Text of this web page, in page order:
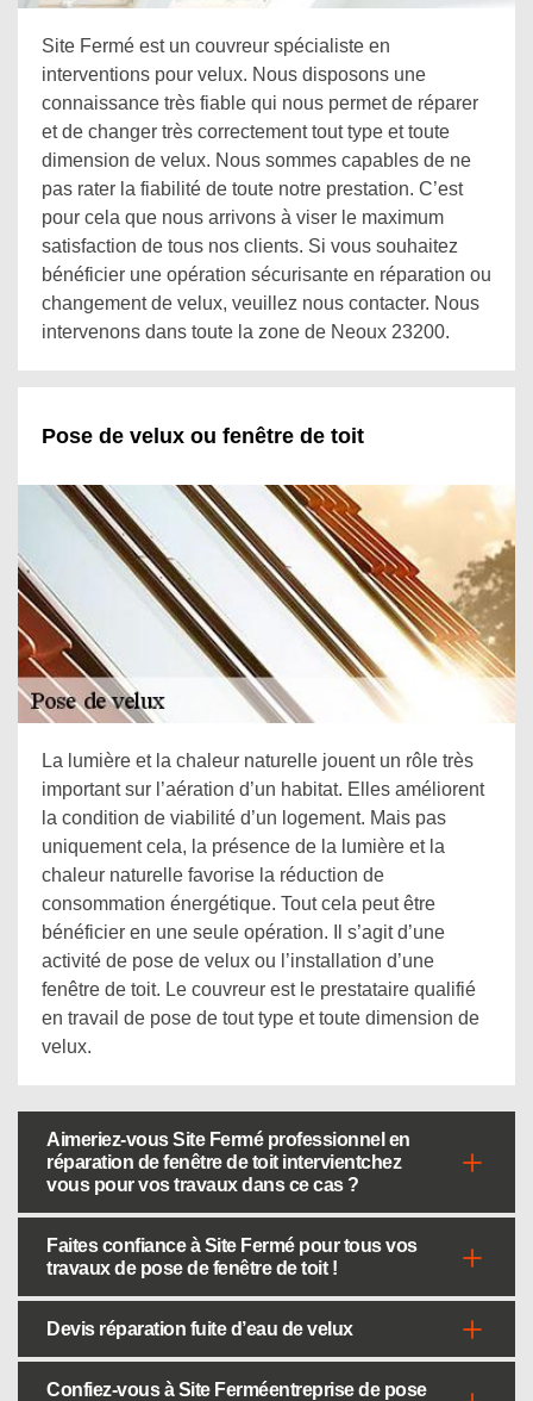
Site Fermé est un couvreur spécialiste en
interventions pour velux. Nous disposons une
connaissance très fiable qui nous permet de réparer
et de changer très correctement tout type et toute
dimension de velux. Nous sommes capables de ne
pas rater la fiabilité de toute notre prestation. C’est
pour cela que nous arrivons à viser le maximum
satisfaction de tous nos clients. Si vous souhaitez
bénéficier une opération sécurisante en réparation ou
changement de velux, veuillez nous contacter. Nous
intervenons dans toute la zone de Neoux 23200.
Pose de velux ou fenêtre de toit
La lumière et la chaleur naturelle jouent un rôle très
important sur l’aération d’un habitat. Elles améliorent
la condition de viabilité d’un logement. Mais pas
uniquement cela, la présence de la lumière et la
chaleur naturelle favorise la réduction de
consommation énergétique. Tout cela peut être
bénéficier en une seule opération. Il s’agit d’une
activité de pose de velux ou l’installation d’une
fenêtre de toit. Le couvreur est le prestataire qualifié
en travail de pose de tout type et toute dimension de
velux.
Aimeriez-vous Site Fermé professionnel en
réparation de fenêtre de toit intervientchez
vous pour vos travaux dans ce cas ?
Faites confiance à Site Fermé pour tous vos
travaux de pose de fenêtre de toit !
Devis réparation fuite d’eau de velux
Confiez-vous à Site Ferméentreprise de pose